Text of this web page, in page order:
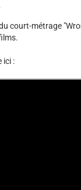
court-métrage
: